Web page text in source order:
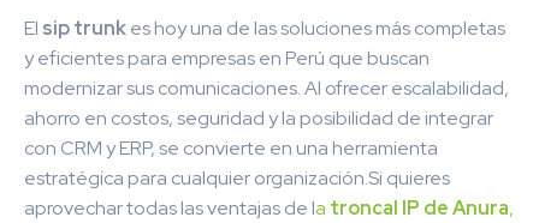
El sip trunkes hoy una de las soluciones más completas
y eficientes para empresas en Perú que buscan
modernizar sus comunicaciones. Al ofrecer escalabilidad,
ahorro en costos, seguridad y la posibilidad de integrar
con CRM y ERP, se convierte en una herramienta
estratégica para cualquier organización.Si quieres
aprovechar todas las ventajas de la troncal IP de Anura,